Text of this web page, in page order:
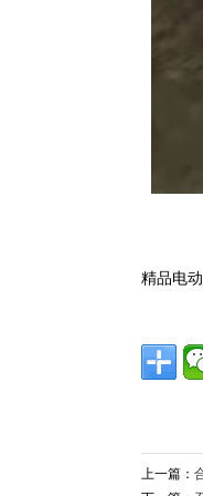
精品电
上一篇：